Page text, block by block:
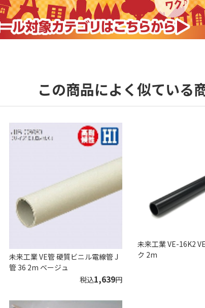
この商品によく似ている
未来工業 VE管 硬質ビニル電線管 J
管 36 2m ベージュ
税込1,639円
未来工業 VE-16K2
ク 2m